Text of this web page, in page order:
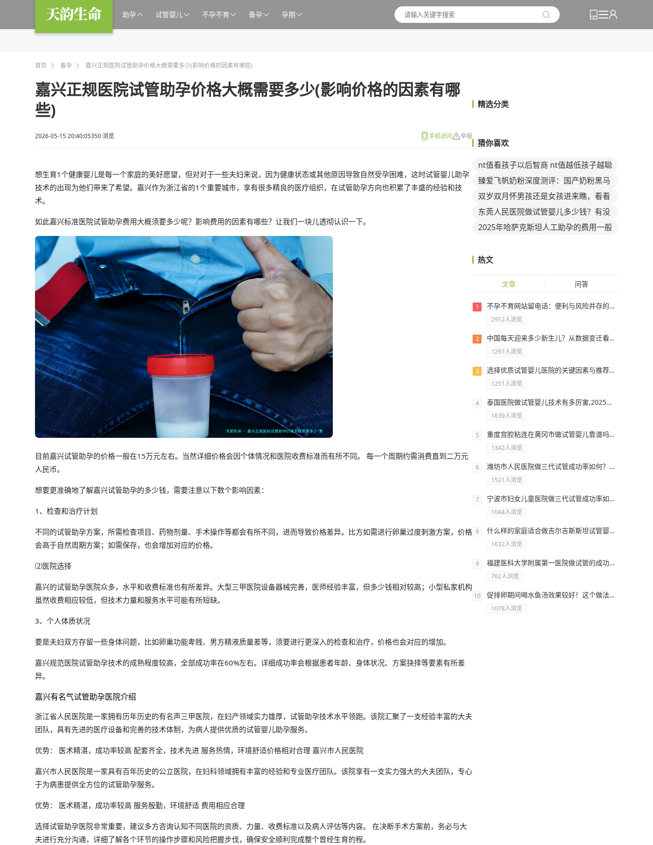
助孕 试管婴儿 不孕不育 备孕 孕期 
首页  备孕  嘉兴正规医院试管助孕价格大概需要多少(影响价格的因素有哪些)
嘉兴正规医院试管助孕价格大概需要多少(影响价格的因素有哪
些)
2026-05-15 20:40:05350 浏览  手机访问举报
想生育1个健康婴儿是每一个家庭的美好愿望，但对对于一些夫妇来说，因为健康状态或其他原因导致自然受孕困难，这时试管婴儿助孕
技术的出现为他们带来了希望。嘉兴作为浙江省的1个重要城市，享有很多精良的医疗组织，在试管助孕方向也积累了丰盛的经验和技
术。
如此嘉兴标准医院试管助孕费用大概须要多少呢？影响费用的因素有哪些？让我们一块儿透彻认识一下。
目前嘉兴试管助孕的价格一般在15万元左右。当然详细价格会因个体情况和医院收费标准而有所不同。 每一个周期约需消费直到二万元
人民币。
想要更准确地了解嘉兴试管助孕的多少钱，需要注意以下数个影响因素：
1、检查和治疗计划
不同的试管助孕方案，所需检查项目、药物剂量、手术操作等都会有所不同，进而导致价格差异。比方如需进行卵巢过度刺激方案，价格
会高于自然周期方案；如需保存，也会增加对应的价格。
⑵医院选择
嘉兴的试管助孕医院众多，水平和收费标准也有所差异。大型三甲医院设备器械完善，医师经验丰富，但多少钱相对较高；小型私家机构
虽然收费相应较低，但技术力量和服务水平可能有所短缺。
3、个人体质状况
要是夫妇双方存留一些身体问题，比如卵巢功能卑贱、男方精液质量差等，须要进行更深入的检查和治疗，价格也会对应的增加。
嘉兴规范医院试管助孕技术的成熟程度较高，全部成功率在60%左右。详细成功率会根据患者年龄、身体状况、方案抉择等要素有所差
异。
嘉兴有名气试管助孕医院介绍
浙江省人民医院是一家拥有历年历史的有名声三甲医院，在妇产领域实力雄厚，试管助孕技术水平领跑。该院汇聚了一支经验丰富的大夫
团队，具有先进的医疗设备和完善的技术体制，为病人提供优质的试管婴儿助孕服务。
优势： 医术精湛，成功率较高 配套齐全，技术先进 服务热情，环境舒适价格相对合理 嘉兴市人民医院
嘉兴市人民医院是一家具有百年历史的公立医院，在妇科领域拥有丰富的经验和专业医疗团队。该院享有一支实力强大的大夫团队，专心
于为病患提供全方位的试管助孕服务。
优势： 医术精湛，成功率较高 服务殷勤，环境舒适 费用相应合理
选择试管助孕医院非常重要，建议多方咨询认知不同医院的资质、力量、收费标准以及病人评估等内容。 在决断手术方案前，务必与大
夫进行充分沟通，详细了解各个环节的操作步骤和风险把握步伐，确保安全顺利完成整个曾经生育的程。
精选分类
猜你喜欢
nt值看孩子以后智商 nt值越低孩子越聪
明的真相
臻爱飞帆奶粉深度测评：国产奶粉黑马
的崛起与争议
双岁双月怀男孩还是女孩进来瞧，看看
这个口诀你就知道
东莞人民医院做试管婴儿多少钱？有没
有价格表？
2025年哈萨克斯坦人工助孕的费用一般
热文
文章 问答
不孕不育网站留电话：便利与风险并存的分析
2912人浏览
中国每天迎来多少新生儿？从数据变迁看人口结构新挑战
1297人浏览
选择优质试管婴儿医院的关键因素与推荐指南
1251人浏览
泰国医院做试管婴儿技术有多厉害,2025泰国试管医院top5推荐
1639人浏览
重度宫腔粘连在黄冈市做试管婴儿靠谱吗，重度宫腔粘连试管婴儿成功率多少！
1342人浏览
潍坊市人民医院做三代试管成功率如何？一文读懂需要花多少钱
1521人浏览
宁波市妇女儿童医院做三代试管成功率如何？一文读懂需要花多少钱
1044人浏览
什么样的家庭适合做吉尔吉斯斯坦试管婴儿呢！预算15足以！
1632人浏览
福建医科大学附属第一医院做试管的成功率有多少？有哪些因素会影响试管成功率
762人浏览
促排卵期间喝水鱼汤效果较好！这个做法简单又好喝快收藏
1078人浏览